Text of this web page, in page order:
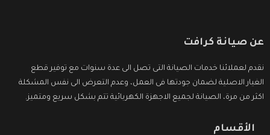
عن صيانة كرافت
نقدم لعملائنا خدمات الصيانة التى تصل الى عدة سنوات مع توفير قطع
الغيار الاصلية لضمان جودتها فى العمل، وعدم التعرض الى نفس المشكلة
اكثر من مرة، الصيانة لجميع الاجهزة الكهربائية تتم بشكل سريع ومتميز.
الأقسام